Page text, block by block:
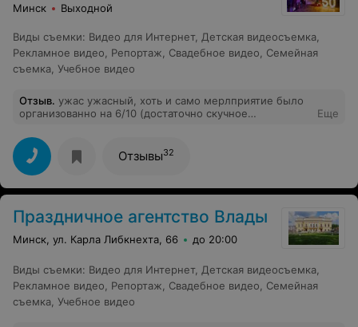
Минск Выходной
Виды съемки: Видео для Интернет, Детская видеосъемка
Рекламное видео
Репортаж Свадебное видео
Семейная
съемка Учебное видео
Отзыв. ужас ужасный, хоть и само мерлприятие было
организованно на 6/10 (достаточно скучное
фотобудка и фонтаны были круты), фото и видео на
выходе..... (музыкальная дорожка из одной песни,
которая прокручивается по много разрежет слух,
отредактированно ужасно, везде едет горизонт, про
цветокоррекцию вообще молчу, никакой динамики,
фотографий - идеетично) за такик деньги никогда-
никогда не рекомендую. одно дело, когда была бы
еедовольна только я, но так было с очееь многими
организаторы удалили проигнорировав. когда писала
им в сеть сначала читали, потом просто начали
игнорировать, ответили только тогда, когда позвонила,
вспомнили наверное :)
Еще
Отзывы32
Праздничное агентство Влады
Минск, ул. Карла Либкнехта, 66 до 20:00
Виды съемки: Видео для Интернет, Детская видеосъемка
Рекламное видео
Репортаж Свадебное видео
Семейная
съемка Учебное видео